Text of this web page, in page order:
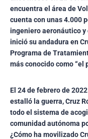
encuentra el área de
cuenta con unas 4.000
ingeniero aeronáutico y
inició su andadura en
Programa de
más conocido como “el
El 24 de febrero de
estalló la guerra, Cruz
todo el sistema de
comunidad autónoma
¿Cómo ha movilizado